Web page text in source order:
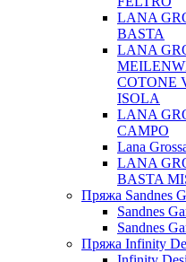
LANA
BASTA
LANA
COTONE
ISOLA
LANA
CAMPO
Lana
LANA
BASTA
Пряжа Sandnes
Sandnes
Sandnes
Пряжа Infinity